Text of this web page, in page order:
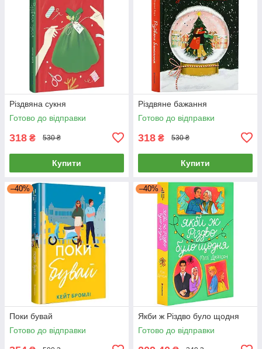
Різдвяна сукня
Готово до відправки
318 ₴ 530 ₴
Купити
Різдвяне бажання
Готово до відправки
318 ₴ 530 ₴
Купити
–40%
Поки бувай
Готово до відправки
–40%
Якби ж Різдво було щодня
Готово до відправки